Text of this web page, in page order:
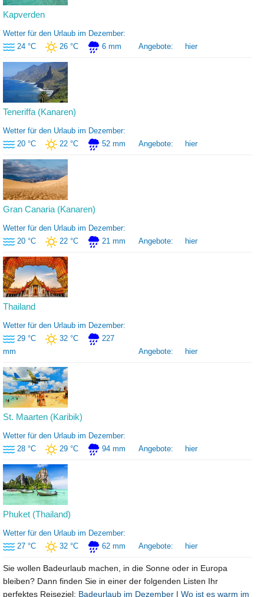
Kapverden
Wetter für den Urlaub im Dezember:
24 °C
26 °C 6 mm Angebote: hier
Teneriffa (Kanaren)
Wetter für den Urlaub im Dezember:
20 °C
22 °C 52 mm Angebote: hier
Gran Canaria (Kanaren)
Wetter für den Urlaub im Dezember:
20 °C
22 °C 21 mm Angebote: hier
Thailand
Wetter für den Urlaub im Dezember:
29 °C
32 °C
227
mm
Angebote: hier
St. Maarten (Karibik)
Wetter für den Urlaub im Dezember:
28 °C
29 °C 94 mm Angebote: hier
Phuket (Thailand)
Wetter für den Urlaub im Dezember:
27 °C
32 °C 62 mm Angebote: hier
Sie wollen Badeurlaub machen, in die Sonne oder in Europa
bleiben? Dann finden Sie in einer der folgenden Listen Ihr
perfektes Reiseziel: Badeurlaub im Dezember | Wo ist es warm im